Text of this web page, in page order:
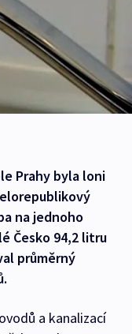
Prahy byla loni
na jednoho
Česko 94,2 litru
průměrný
a kanalizací